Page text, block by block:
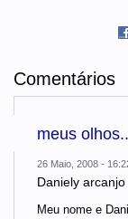
Comentários
meus
26 Maio, 2008 -
Daniely
Meu nome e